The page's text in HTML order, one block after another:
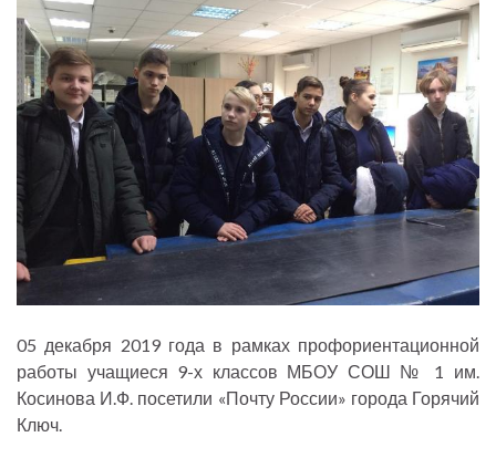
05 декабря 2019 года в рамках профориентационной
работы учащиеся 9-х классов МБОУ СОШ № 1 им.
Косинова И.Ф. посетили «Почту России» города Горячий
Ключ.